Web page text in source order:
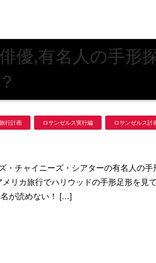
優,有名人の手形
行計画 ロサンゼルス実行編 ロサンゼルス計
・チャイニーズ・シアターの有名人の
リカ旅行でハリウッドの手形足形を見
が読めない！ […]